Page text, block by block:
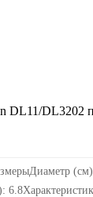
DL11/DL3202